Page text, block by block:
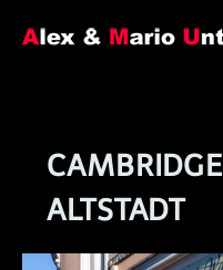
CAMBRIDGE
ALTSTADT